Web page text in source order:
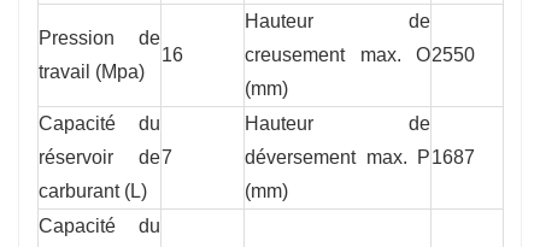
Pression de
travail (Mpa)
16
Hauteur de
creusement max. O
(mm)
2550
Capacité du
réservoir de
carburant (L)
7
Hauteur de
déversement max. P
(mm)
1687
Capacité du